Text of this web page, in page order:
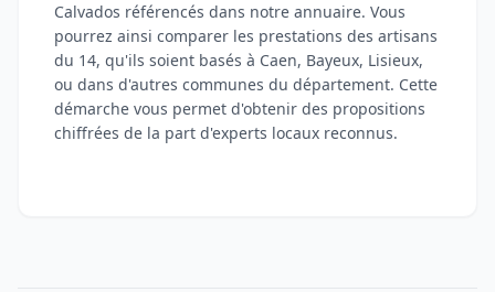
Calvados référencés dans notre annuaire. Vous
pourrez ainsi comparer les prestations des artisans
du 14, qu'ils soient basés à Caen, Bayeux, Lisieux,
ou dans d'autres communes du département. Cette
démarche vous permet d'obtenir des propositions
chiffrées de la part d'experts locaux reconnus.